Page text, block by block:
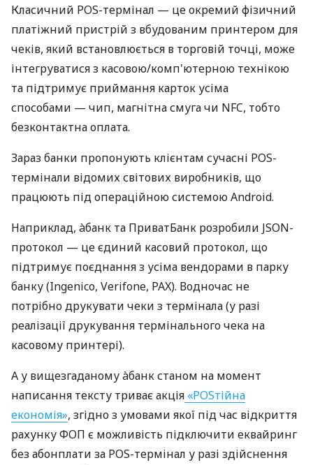
Класичний POS-термінал — це окремий фізичний
платіжний пристрій з вбудованим принтером для
чеків, який встановлюється в торговій точці, може
інтегруватися з касовою/комп'ютерною технікою
та підтримує приймання карток усіма
способами — чип, магнітна смуга чи NFC, тобто
безконтактна оплата.
Зараз банки пропонують клієнтам сучасні POS-
термінали відомих світових виробників, що
працюють під операційною системою Android.
Наприклад, àбанк та ПриватБанк розробили JSON-
протокол — це єдиний касовий протокол, що
підтримує поєднання з усіма вендорами в парку
банку (Ingenico, Verifone, PAX). Водночас не
потрібно друкувати чеки з термінала (у разі
реалізації друкування термінального чека на
касовому принтері).
А у вищезгаданому àбанк станом на момент
написання тексту триває акція «POSтійна
економія», згідно з умовами якої під час відкриття
рахунку ФОП є можливість підключити еквайринг
без абонплати за POS-термінал у разі здійснення